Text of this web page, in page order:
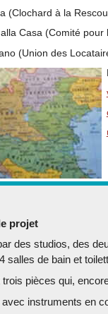
(Clochard à la
Casa (Comité pour
(Union des
projet
des studios, des
salles de bain et
pièces qui,
instruments en